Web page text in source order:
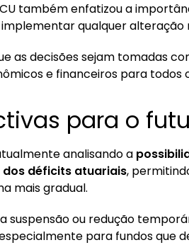
também enfatizou a
qualquer alteração
as decisões sejam tomadas
e financeiros para todos
para o
analisando a
déficits atuariais,
mais gradual.
a suspensão ou redução
para fundos que